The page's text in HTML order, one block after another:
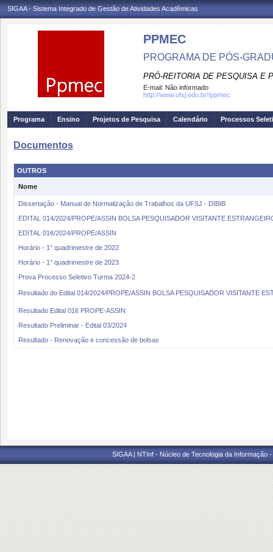
SIGAA - Sistema Integrado de Gestão de Atividades Acadêmicas
PPMEC
PROGRAMA DE PÓS-
PRÓ-REITORIA DE PESQUISA E
E-mail: Não informado
http://www.ufsj.edu.br//ppmec
Programa Ensino Projetos de Pesquisa Calendário Processos
Documentos
OUTROS
Nome
Dissertação - Manual de Normalização de Trabalhos da UFSJ - DIBIB
EDITAL 014/2024/PROPE/ASSIN BOLSA PESQUISADOR VISITANTE
EDITAL 016/2024/PROPE/ASSIN
Horário - 1° quadrimestre de 2022
Horário - 1° quadrimestre de 2023
Prova Processo Seletivo Turma 2024-2
Resultado do Edital 014/2024/PROPE/ASSIN BOLSA PESQUISADOR VISITANTE
Resultado Edital 016 PROPE-ASSIN
Resultado Preliminar - Edital 03/2024
Resultado - Renovação e concessão de bolsas
SIGAA | NTInf - Núcleo de Tecnologia da